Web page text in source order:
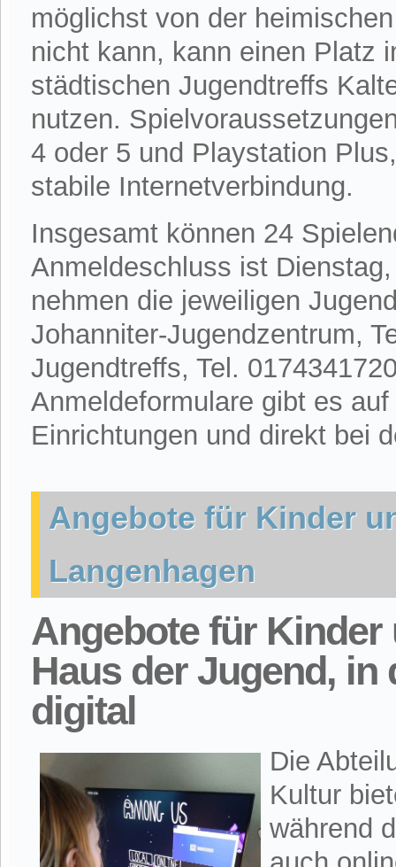
möglichst von der
nicht kann, kann einen Platz
städtischen Jugendtreffs
nutzen.
4 oder 5 und Playstation
stabile Internetverbindung.
Insgesamt können 24
Anmeldeschluss ist
nehmen die jeweiligen
Johanniter-Jugendzentrum,
Jugendtreffs, Tel.
Anmeldeformulare gibt es
Einrichtungen und direkt bei
Angebote für Kinder
Langenhagen
Angebote für
Haus der Jugend,
digital
Die
Kultur
während